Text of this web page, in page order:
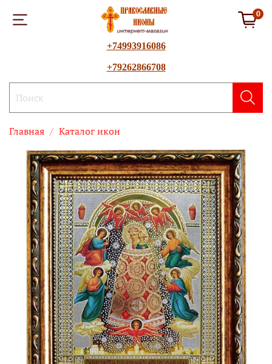
0
+74993916086
+79262866708
Главная Каталог икон